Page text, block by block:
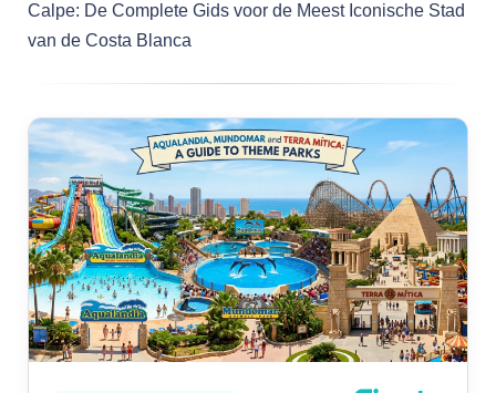
Calpe: De Complete Gids voor de Meest Iconische Stad
van de Costa Blanca